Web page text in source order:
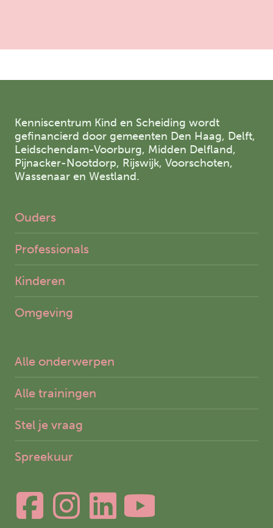
Kenniscentrum Kind en Scheiding wordt
gefinancierd door gemeenten Den Haag, Delft,
Leidschendam-Voorburg, Midden Delfland,
Pijnacker-Nootdorp, Rijswijk, Voorschoten,
Wassenaar en Westland.
Ouders
Professionals
Kinderen
Omgeving
Alle onderwerpen
Alle trainingen
Stel je vraag
Spreekuur